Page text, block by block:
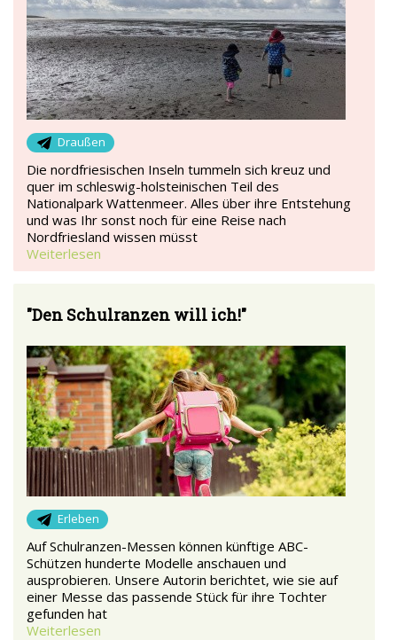
Draußen
Die nordfriesischen Inseln tummeln sich kreuz und
quer im schleswig-holsteinischen Teil des
Nationalpark Wattenmeer. Alles über ihre Entstehung
und was Ihr sonst noch für eine Reise nach
Nordfriesland wissen müsst
Weiterlesen
"Den Schulranzen will ich!"
Erleben
Auf Schulranzen-Messen können künftige ABC-
Schützen hunderte Modelle anschauen und
ausprobieren. Unsere Autorin berichtet, wie sie auf
einer Messe das passende Stück für ihre Tochter
gefunden hat
Weiterlesen